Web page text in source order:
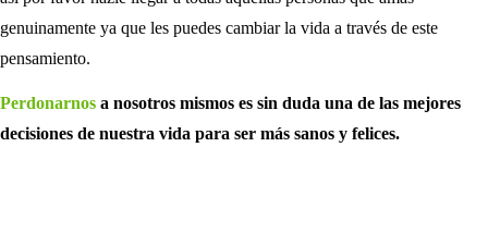
genuinamente ya que les puedes cambiar la vida a través de este
pensamiento.
Perdonarnos a nosotros mismos es sin duda una de las mejores
decisiones de nuestra vida para ser más sanos y felices.